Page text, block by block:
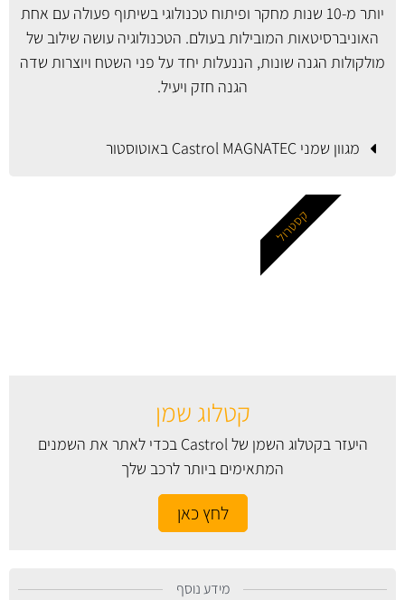
יותר מ-10 שנות מחקר ופיתוח טכנולוגי בשיתוף פעולה עם אחת
האוניברסיטאות המובילות בעולם. הטכנולוגיה עושה שילוב של
מולקולות הגנה שונות, הננעלות יחד על פני השטח ויוצרות שדה
הגנה חזק ויעיל.
מגוון שמני Castrol MAGNATEC באוטוסטור
קטלוג שמן
היעזר בקטלוג השמן של Castrol בכדי לאתר את השמנים
המתאימים ביותר לרכב שלך
לחץ כאן
קסטרול
מידע נוסף